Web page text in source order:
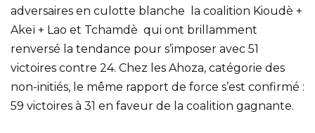
adversaires en culotte blanche la coalition Kioudè +
Akeï + Lao et Tchamdè qui ont brillamment
renversé la tendance pour s’imposer avec 51
victoires contre 24. Chez les Ahoza, catégorie des
non-initiés, le même rapport de force s’est confirmé :
59 victoires à 31 en faveur de la coalition gagnante.